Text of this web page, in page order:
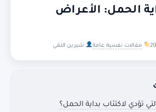
الحمل: الأعراض
مقالات نفسية عامة شيرين التقي
تؤدي لاكتئاب بداية الحمل؟